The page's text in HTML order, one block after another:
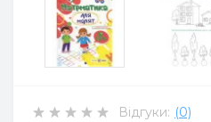
Відгуки: (0)